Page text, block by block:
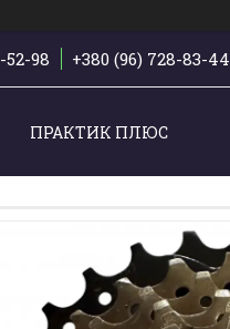
52-98 +380 (96) 728-83-44
ПРАКТИК ПЛЮС